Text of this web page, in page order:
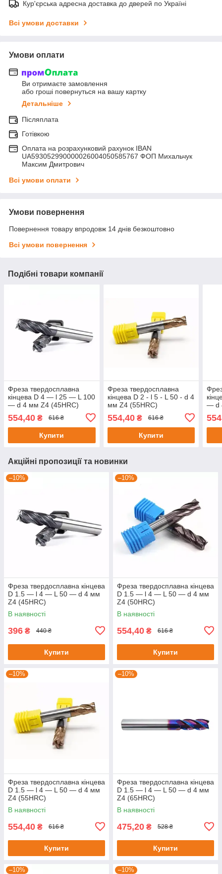
Кур'єрська адресна доставка до дверей по Україні
Всі умови доставки
Умови оплати
Ви отримаєте замовлення
або гроші повернуться на вашу картку
Детальніше
Післяплата
Готівкою
Оплата на розрахунковий рахунок IBAN
UA593052990000026004050585767 ФОП Михальчук
Максим Дмитрович
Всі умови оплати
Умови повернення
Повернення товару впродовж 14 днів безкоштовно
Всі умови повернення
Подібні товари компанії
Фреза твердосплавна
кінцева D 4 — l 25 — L 100
— d 4 мм Z4 (45HRC)
554,40 ₴ 616 ₴
Купити
Фреза твердосплавна
кінцева D 2 - l 5 - L 50 - d 4
мм Z4 (55HRC)
554,40₴ 616 ₴
Купити
— d
Акційні пропозиції та новинки
–10%
Фреза твердосплавна кінцева
D 1.5 — l 4 — L 50 — d 4 мм
Z4 (45HRC)
В наявності
396 ₴ 440 ₴
Купити
–10%
Фреза твердосплавна кінцева
D 1.5 — l 4 — L 50 — d 4 мм
Z4 (50HRC)
В наявності
554,40 ₴ 616 ₴
Купити
–10%
Фреза твердосплавна кінцева
D 1.5 — l 4 — L 50 — d 4 мм
Z4 (55HRC)
В наявності
554,40 ₴ 616 ₴
Купити
–10%
Фреза твердосплавна кінцева
D 1.5 — l 4 — L 50 — d 4 мм
Z4 (65HRC)
В наявності
475,20 ₴ 528 ₴
Купити
–10% –10%